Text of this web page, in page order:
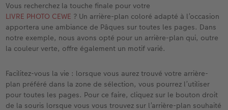
Vous recherchez la touche finale pour votre
LIVRE PHOTO CEWE ? Un arrière-plan coloré adapté à l’occasion
apportera une ambiance de Pâques sur toutes les pages. Dans
notre exemple, nous avons opté pour un arrière-plan qui, outre
la couleur verte, offre également un motif varié.
Facilitez-vous la vie : lorsque vous aurez trouvé votre arrière-
plan préféré dans la zone de sélection, vous pourrez l’utiliser
pour toutes les pages. Pour ce faire, cliquez sur le bouton droit
de la souris lorsque vous vous trouvez sur l’arrière-plan souhaité